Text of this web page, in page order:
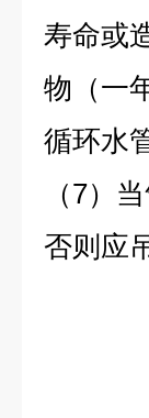
寿命或
物（一
循环水
（7）
否则应